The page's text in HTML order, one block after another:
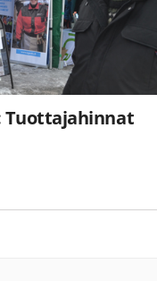
Tuottajahinnat